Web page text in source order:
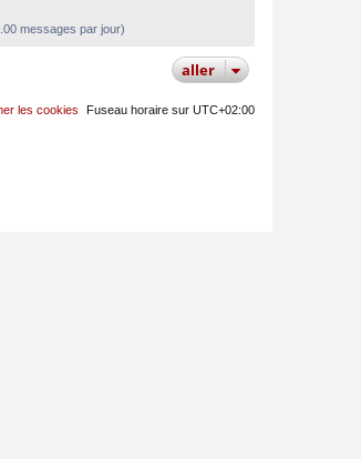
messages par jour)
aller
Fuseau horaire sur UTC+02:00
les cookies